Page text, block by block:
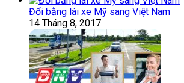
Đổi bằng lái xe Mỹ sang Việt Nam
14 Tháng 8, 2017